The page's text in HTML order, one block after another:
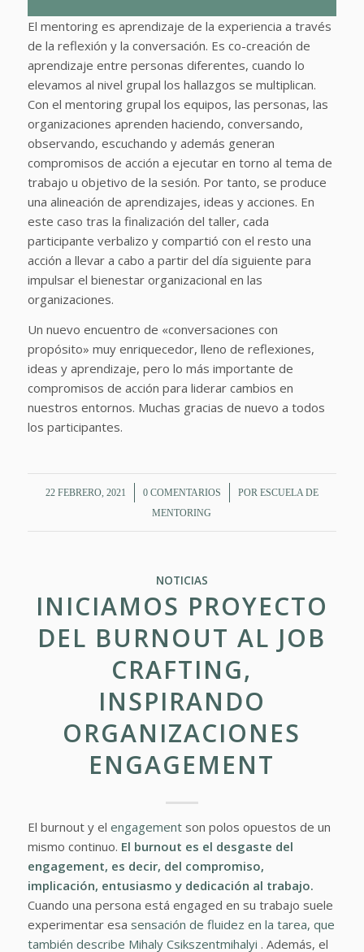
El mentoring es aprendizaje de la experiencia a través
de la reflexión y la conversación. Es co-creación de
aprendizaje entre personas diferentes, cuando lo
elevamos al nivel grupal los hallazgos se multiplican.
Con el mentoring grupal los equipos, las personas, las
organizaciones aprenden haciendo, conversando,
observando, escuchando y además generan
compromisos de acción a ejecutar en torno al tema de
trabajo u objetivo de la sesión. Por tanto, se produce
una alineación de aprendizajes, ideas y acciones. En
este caso tras la finalización del taller, cada
participante verbalizo y compartió con el resto una
acción a llevar a cabo a partir del día siguiente para
impulsar el bienestar organizacional en las
organizaciones.
Un nuevo encuentro de «conversaciones con
propósito» muy enriquecedor, lleno de reflexiones,
ideas y aprendizaje, pero lo más importante de
compromisos de acción para liderar cambios en
nuestros entornos. Muchas gracias de nuevo a todos
los participantes.
22 FEBRERO, 2021
/ 0 COMENTARIOS
/ POR ESCUELA DE
MENTORING
NOTICIAS
INICIAMOS PROYECTO
DEL BURNOUT AL JOB
CRAFTING,
INSPIRANDO
ORGANIZACIONES
ENGAGEMENT
El burnout y el engagementson polos opuestos de un
mismo continuo. El burnout es el desgaste del
engagement, es decir, del compromiso,
implicación, entusiasmo y dedicación al trabajo.
Cuando una persona está engaged en su trabajo suele
experimentar esa sensación de fluidez en la tarea, que
también describe Mihaly Csikszentmihalyi . Además, el